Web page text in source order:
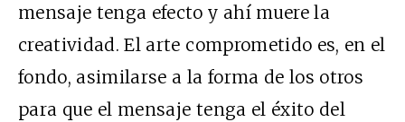
mensaje tenga efecto y ahí muere la
creatividad. El arte comprometido es, en el
fondo, asimilarse a la forma de los otros
para que el mensaje tenga el éxito del